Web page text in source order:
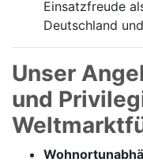
Einsatzfreude
Deutschland
Unser
und